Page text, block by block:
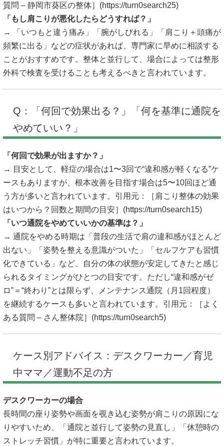
質問 – 静岡市葵区の整体］(https://turn0search25)
「もし肩こりが悪化したらどうすれば？」
→ 「いつもと違う痛み」「腕がしびれる」「肩こり＋頭痛が
頻繁に出る」などの症状があれば、専門家に早めに相談する
ことがおすすめです。整体と並行して、場合によっては整形
外科で検査を受けることも考えるべきと言われています。
Q：「何回で効果出る？」「何を基準に通院を
やめていい？」
「何回で効果が出ますか？」
→ 目安として、軽症の場合は1〜3回で“違和感が軽くなる”ケ
ースもありますが、根本改善を目指す場合は5〜10回ほど通
う方が多いと言われています。引用元：［肩こり整体の効果
はいつから？回数と期間の目安］(https://turn0search15)
「いつ通院をやめていいかの基準は？」
→ 通院をやめる時期は「普段の生活で肩の違和感がほとんど
出ない」「姿勢を整える意識がついた」「セルフケアも習慣
化できている」など、自分の体の状態が安定してきたと感じ
られるタイミングがひとつの目安です。ただし“違和感がゼ
ロ”＝“終わり”とは限らず、メンテナンス通院（月1回程度）
を継続するケースも多いと言われています。引用元：［よく
ある質問 – さん整体院］(https://turn0search5)
ケース別アドバイス：デスクワーカー／育児
中ママ／運動不足の方
デスクワーカーの場合
長時間の座り姿勢や画面を覗き込む姿勢が肩こりの原因にな
りやすいため、「通院と並行して姿勢の見直し」「休憩時の
ストレッチ習慣」が特に重要と言われています。